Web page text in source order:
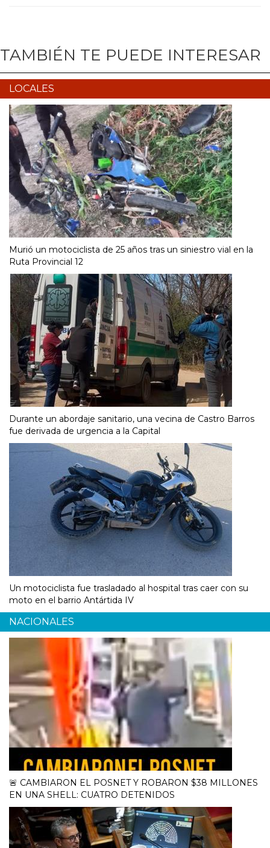
TAMBIÉN TE PUEDE INTERESAR
LOCALES
Murió un motociclista de 25 años tras un siniestro vial en la
Ruta Provincial 12
Durante un abordaje sanitario, una vecina de Castro Barros
fue derivada de urgencia a la Capital
Un motociclista fue trasladado al hospital tras caer con su
moto en el barrio Antártida IV
NACIONALES
🚨 CAMBIARON EL POSNET Y ROBARON $38 MILLONES
EN UNA SHELL: CUATRO DETENIDOS